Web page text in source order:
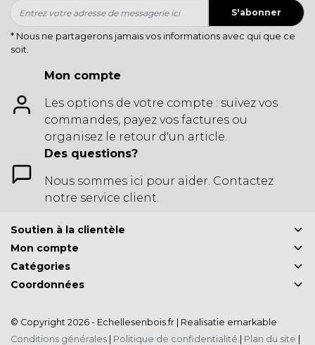
S'abonner
* Nous ne partagerons jamais vos informations avec qui que ce
soit.
Mon compte
Les options de votre compte : suivez vos
commandes, payez vos factures ou
organisez le retour d'un article.
Des questions?
Nous sommes ici pour aider. Contactez
notre service client.
Soutien à la clientèle
Mon compte
Catégories
Coordonnées
© Copyright 2026 - Echellesenbois.fr | Realisatie emarkable
Conditions générales
Politique de confidentialité Plan du site